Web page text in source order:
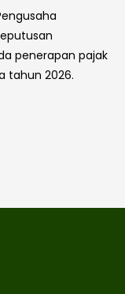
penerapan pajak
tahun 2026.